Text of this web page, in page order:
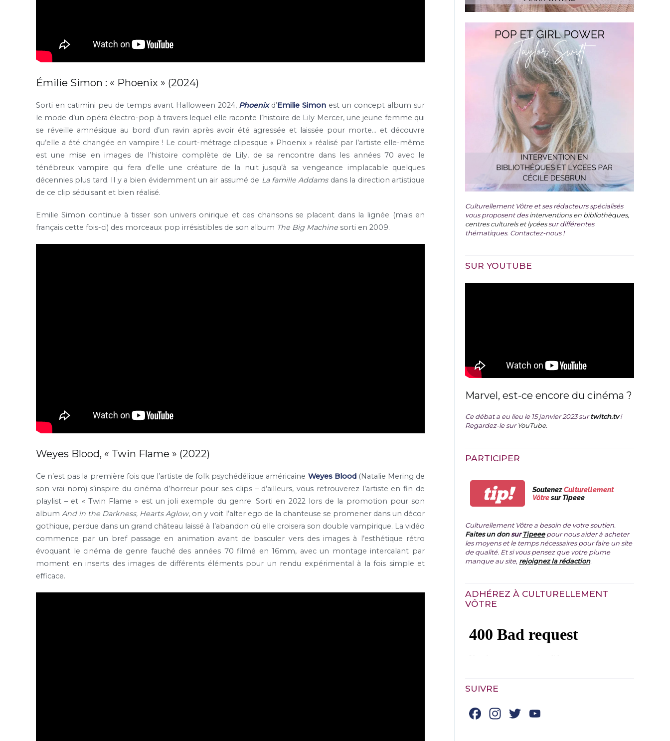
Émilie Simon : « Phoenix » (2024)
Sorti en catimini peu de temps avant Halloween 2024, Phoenix d’Emilie Simon est un concept album sur
le mode d’un opéra électro-pop à travers lequel elle raconte l’histoire de Lily Mercer, une jeune femme qui
se réveille amnésique au bord d’un ravin après avoir été agressée et laissée pour morte… et découvre
qu’elle a été changée en vampire ! Le court-métrage clipesque « Phoenix » réalisé par l’artiste elle-même
est une mise en images de l’histoire complète de Lily, de sa rencontre dans les années 70 avec le
ténébreux vampire qui fera d’elle une créature de la nuit jusqu’à sa vengeance implacable quelques
décennies plus tard. Il y a bien évidemment un air assumé de La famille Addamsdans la direction artistique
de ce clip séduisant et bien réalisé.
Emilie Simon continue à tisser son univers onirique et ces chansons se placent dans la lignée (mais en
français cette fois-ci) des morceaux pop irrésistibles de son album The Big Machine sorti en 2009.
Weyes Blood, « Twin Flame » (2022)
Ce n’est pas la première fois que l’artiste de folk psychédélique américaine Weyes Blood(Natalie Mering de
son vrai nom) s’inspire du cinéma d’horreur pour ses clips – d’ailleurs, vous retrouverez l’artiste en fin de
playlist – et « Twin Flame » est un joli exemple du genre. Sorti en 2022 lors de la promotion pour son
albumAnd in the Darkness, Hearts Aglow, on y voit l’alter ego de la chanteuse se promener dans un décor
gothique, perdue dans un grand château laissé à l’abandon où elle croisera son double vampirique. La vidéo
commence par un bref passage en animation avant de basculer vers des images à l’esthétique rétro
évoquant le cinéma de genre fauché des années 70 filmé en 16mm, avec un montage intercalant par
moment en inserts des images de différents éléments pour un rendu expérimental à la fois simple et
efficace.
Culturellement Vôtre et ses rédacteurs spécialisés
vous proposent desinterventions en bibliothèques,
centres culturels et lycéessur différentes
thématiques. Contactez-nous !
SUR YOUTUBE
Marvel, est-ce encore du cinéma ?
Ce débat a eu lieu le 15 janvier 2023 surtwitch.tv !
Regardez-le surYouTube.
PARTICIPER
tip! SoutenezCulturellement
Vôtresur Tipeee
Culturellement Vôtre a besoin de votre soutien.
Faites un donsurTipeeepour nous aider à acheter
les moyens et le temps nécessaires pour faire un site
de qualité. Et si vous pensez que votre plume
manque au site, rejoignez la rédaction.
ADHÉREZ À CULTURELLEMENT
VÔTRE
SUIVRE
Facebook
Instagram
Twitter